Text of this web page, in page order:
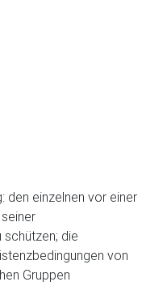
den einzelnen vor einer
schützen; die
von
Gruppen